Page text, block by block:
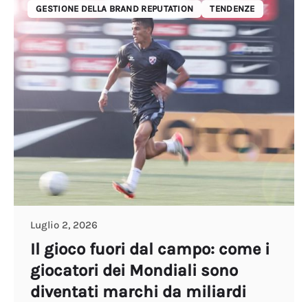
GESTIONE DELLA BRAND REPUTATION TENDENZE
Luglio 2, 2026
Il gioco fuori dal campo: come i
giocatori dei Mondiali sono
diventati marchi da miliardi